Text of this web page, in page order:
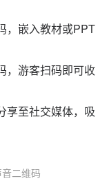
，嵌入教材或PPT
，游客扫码即可收
享至社交媒体，吸
音二维码